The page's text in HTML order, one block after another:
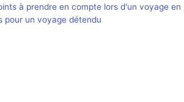
à prendre en compte lors d'un voyage en
pour un voyage détendu